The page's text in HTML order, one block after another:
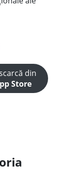
din
Store